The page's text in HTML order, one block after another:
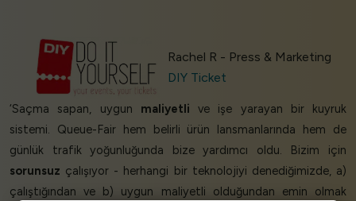
Rachel R - Press & Marketing
DIY Ticket
‘Saçma sapan, uygun maliyetli ve işe yarayan bir kuyruk
sistemi. Queue-Fair hem belirli ürün lansmanlarında hem de
günlük trafik yoğunluğunda bize yardımcı oldu. Bizim için
sorunsuz çalışıyor - herhangi bir teknolojiyi denediğimizde, a)
çalıştığından ve b) uygun maliyetli olduğundan emin olmak
Cookies & Privacy
Queue-Fair.com uses cookies to provide content
and improve your experience. You can accept all
cookie usage or use settings to manage
categories individually.